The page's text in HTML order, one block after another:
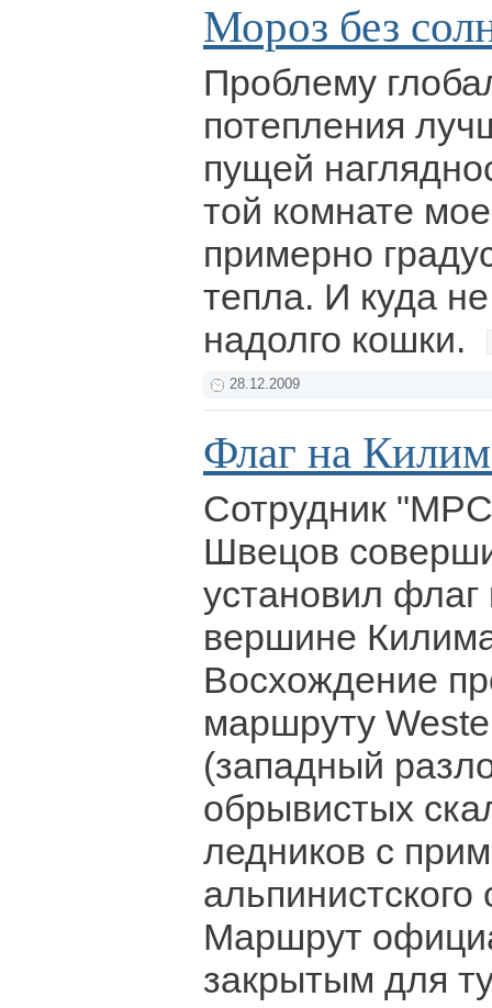
Мороз без
Проблему
потепления
пущей
той комнате
примерно
тепла. И куда
надолго кошки.
28.12.2009
Флаг на
Сотрудник
Швецов
установил
вершине
Восхождение
маршруту
(западный
обрывистых
ледников с
Маршрут
закрытым для